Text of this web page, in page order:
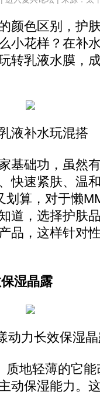
色区别，护
小花样？在补
转乳液水膜，
液补水玩混搭
础功，虽然
快速紧肤、温
划算，对于懒
道，选择护肤
品，这样针对
湿晶露
动力长效保湿
地轻薄的它能
动保湿能力。